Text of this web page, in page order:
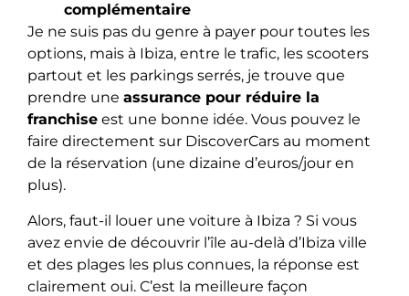
complémentaire
Je ne suis pas du genre à payer pour toutes les
options, mais à Ibiza, entre le trafic, les scooters
partout et les parkings serrés, je trouve que
prendre une assurance pour réduire la
franchise est une bonne idée. Vous pouvez le
faire directement sur DiscoverCars au moment
de la réservation (une dizaine d’euros/jour en
plus).
Alors, faut-il louer une voiture à Ibiza ? Si vous
avez envie de découvrir l’île au-delà d’Ibiza ville
et des plages les plus connues, la réponse est
clairement oui. C’est la meilleure façon